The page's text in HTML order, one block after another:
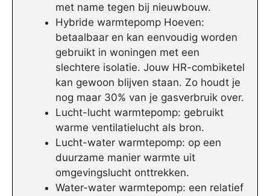
met name tegen bij nieuwbouw.
Hybride warmtepomp Hoeven:
betaalbaar en kan eenvoudig worden
gebruikt in woningen met een
slechtere isolatie. Jouw HR-combiketel
kan gewoon blijven staan. Zo houdt je
nog maar 30% van je gasverbruik over.
Lucht-lucht warmtepomp: gebruikt
warme ventilatielucht als bron.
Lucht-water warmtepomp: op een
duurzame manier warmte uit
omgevingslucht onttrekken.
Water-water warmtepomp: een relatief